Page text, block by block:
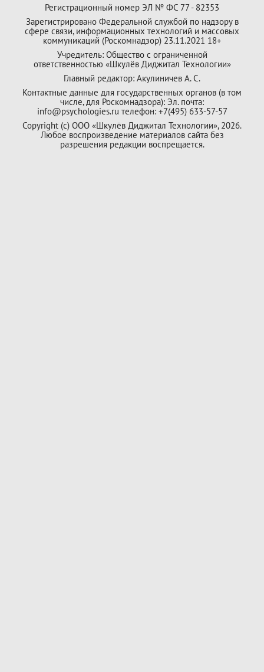
Регистрационный номер ЭЛ № ФС 77 - 82353
Зарегистрировано Федеральной службой по надзору в
сфере связи, информационных технологий и массовых
коммуникаций (Роскомнадзор) 23.11.2021 18+
Учредитель: Общество с ограниченной
ответственностью «Шкулёв Диджитал Технологии»
Главный редактор: Акулиничев А. С.
Контактные данные для государственных органов (в том
числе, для Роскомнадзора): Эл. почта:
info@psychologies.ru телефон: +7(495) 633-57-57
Copyright (с) ООО «Шкулёв Диджитал Технологии», 2026.
Любое воспроизведение материалов сайта без
разрешения редакции воспрещается.